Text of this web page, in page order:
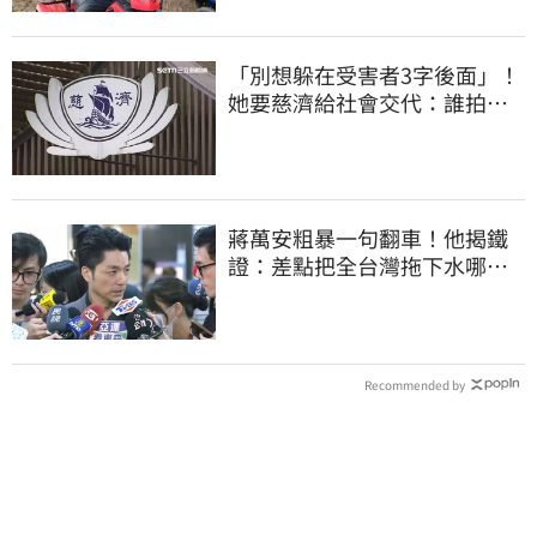
「別想躲在受害者3字後面」！
她要慈濟給社會交代：誰拍板
蔣萬安粗暴一句翻車！他揭鐵
證：差點把全台灣拖下水哪時
Recommended by